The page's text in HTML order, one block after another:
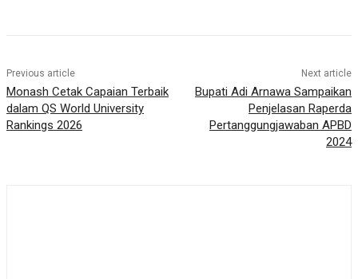
Previous article
Monash Cetak Capaian Terbaik
dalam QS World University
Rankings 2026
Next article
Bupati Adi Arnawa Sampaikan
Penjelasan Raperda
Pertanggungjawaban APBD
2024